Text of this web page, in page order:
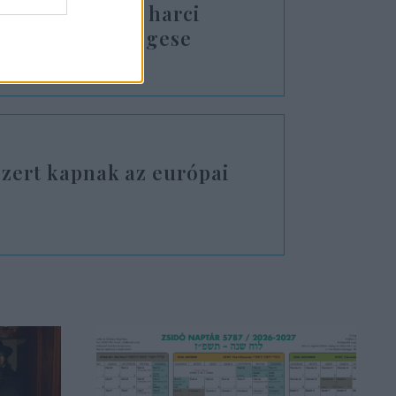
szuperolcsó harci
szövetségese
kapnak az európai